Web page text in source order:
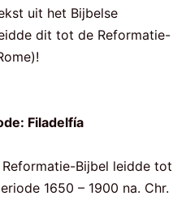
uit het Bijbelse
dit tot de Reformatie-
Filadelfía
Bijbel leidde tot
1650 – 1900 na. Chr.